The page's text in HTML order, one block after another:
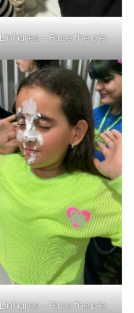
– Face the pie
– Face the pie